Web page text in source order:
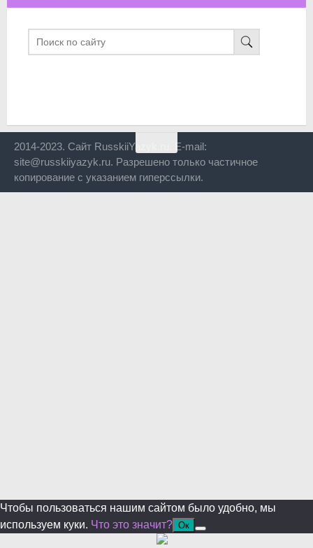
2014-2023. Сайт RusskiiYazyk.ru. E-mail:
site@russkiiyazyk.ru. Разрешено только частичное
копирование с указанием гиперссылки.
Чтобы пользоваться нашим сайтом было удобно, мы
используем куки. Что это значит? Ок